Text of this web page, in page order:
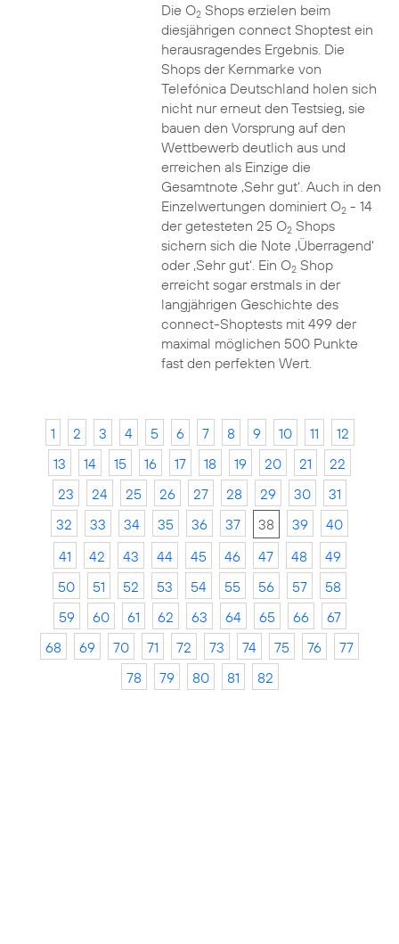
Die O2Shops erzielen beim
diesjährigen connect Shoptest ein
herausragendes Ergebnis. Die
Shops der Kernmarke von
Telefónica Deutschland holen sich
nicht nur erneut den Testsieg, sie
bauen den Vorsprung auf den
Wettbewerb deutlich aus und
erreichen als Einzige die
Gesamtnote ‚Sehr gut‘. Auch in den
Einzelwertungen dominiert O2- 14
der getesteten 25 O2Shops
sichern sich die Note ‚Überragend‘
oder ‚Sehr gut‘. Ein O2Shop
erreicht sogar erstmals in der
langjährigen Geschichte des
connect-Shoptests mit 499 der
maximal möglichen 500 Punkte
fast den perfekten Wert.
1 2 3 4 5 6 7 8 9 10 11
12
13
14 15 16 17 18 19 20 21
22
23
24 25 26 27 28 29 30
31
32
33 34 35 36 37 38 39
40
41
42 43 44 45 46 47 48
49
50
51 52 53 54 55 56 57
58
59
60 61 62 63 64 65 66
67
68
69 70 71 72 73 74 75 76
77
78
79 80 81 82